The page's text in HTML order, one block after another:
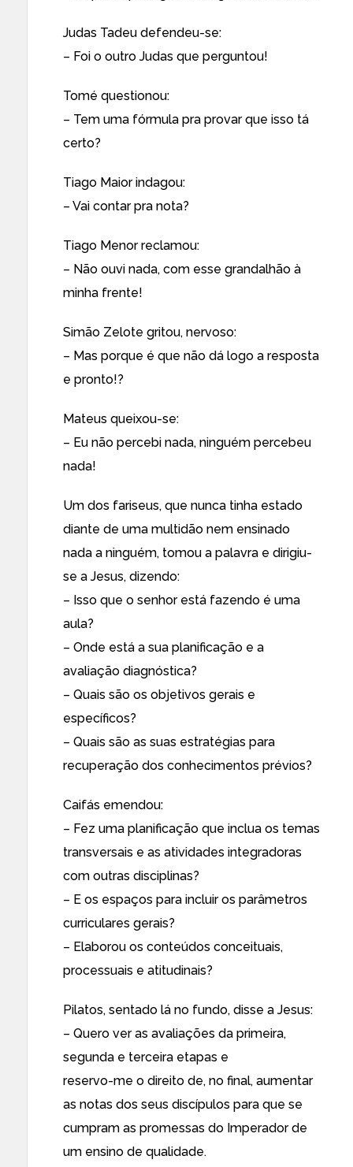
Judas Tadeu defendeu-se:
– Foi o outro Judas que perguntou!
Tomé questionou:
– Tem uma fórmula pra provar que isso tá
certo?
Tiago Maior indagou:
– Vai contar pra nota?
Tiago Menor reclamou:
– Não ouvi nada, com esse grandalhão à
minha frente!
Simão Zelote gritou, nervoso:
– Mas porque é que não dá logo a resposta
e pronto!?
Mateus queixou-se:
– Eu não percebi nada, ninguém percebeu
nada!
Um dos fariseus, que nunca tinha estado
diante de uma multidão nem ensinado
nada a ninguém, tomou a palavra e dirigiu-
se a Jesus, dizendo:
– Isso que o senhor está fazendo é uma
aula?
– Onde está a sua planificação e a
avaliação diagnóstica?
– Quais são os objetivos gerais e
específicos?
– Quais são as suas estratégias para
recuperação dos conhecimentos prévios?
Caifás emendou:
– Fez uma planificação que inclua os temas
transversais e as atividades integradoras
com outras disciplinas?
– E os espaços para incluir os parâmetros
curriculares gerais?
– Elaborou os conteúdos conceituais,
processuais e atitudinais?
Pilatos, sentado lá no fundo, disse a Jesus:
– Quero ver as avaliações da primeira,
segunda e terceira etapas e
reservo-me o direito de, no final, aumentar
as notas dos seus discípulos para que se
cumpram as promessas do Imperador de
um ensino de qualidade.